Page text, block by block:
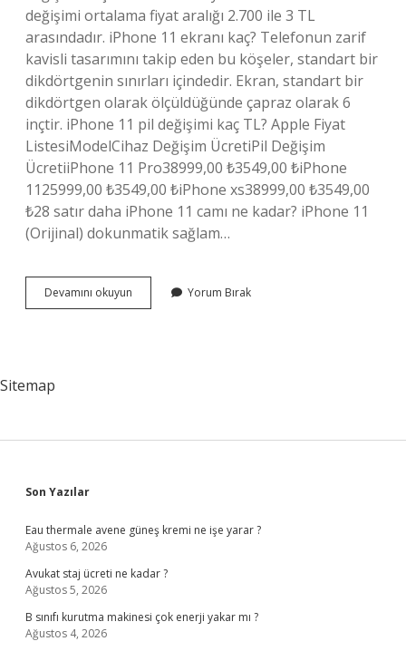
değişimi ortalama fiyat aralığı 2.700 ile 3 TL
arasındadır. iPhone 11 ekranı kaç? Telefonun zarif
kavisli tasarımını takip eden bu köşeler, standart bir
dikdörtgenin sınırları içindedir. Ekran, standart bir
dikdörtgen olarak ölçüldüğünde çapraz olarak 6
inçtir. iPhone 11 pil değişimi kaç TL? Apple Fiyat
ListesiModelCihaz Değişim ÜcretiPil Değişim
ÜcretiiPhone 11 Pro38999,00 ₺3549,00 ₺iPhone
1125999,00 ₺3549,00 ₺iPhone xs38999,00 ₺3549,00
₺28 satır daha iPhone 11 camı ne kadar? iPhone 11
(Orijinal) dokunmatik sağlam…
Devamını okuyun
11
Yorum Bırak
Sitemap
Sidebar
Son Yazılar
Eau thermale avene güneş kremi ne işe yarar ?
Ağustos 6, 2026
Avukat staj ücreti ne kadar ?
Ağustos 5, 2026
B sınıfı kurutma makinesi çok enerji yakar mı ?
Ağustos 4, 2026